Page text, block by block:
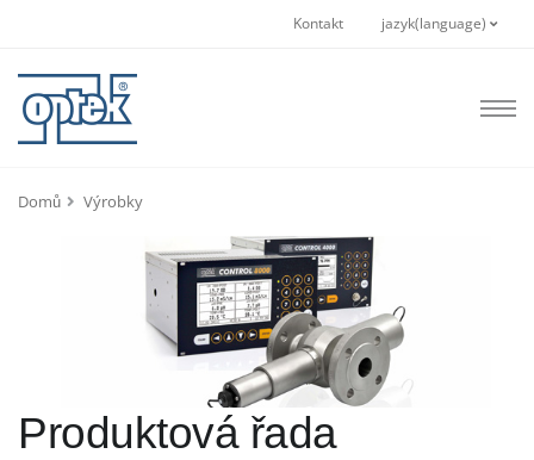
Kontakt jazyk(language)
Domů Výrobky
Produktová řada